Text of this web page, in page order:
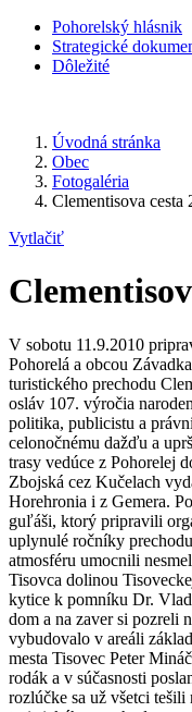
Pohorelský hlásnik
Strategické
Dôležité
Úvodná stránka
Obec
Fotogaléria
Clementisova cesta
Vytlačiť
V sobotu 11.9.2010
Pohorelá a obcou
turistického prechodu
osláv 107. výročia
politika, publicistu a
celonočnému dažďu a
trasy vedúce z Pohorelej
Zbojská cez Kučelach
Horehronia i z Gemera.
guľáši, ktorý pripravili
uplynulé ročníky
atmosféru umocnili
Tisovca dolinou
kytice k pomníku Dr.
dom a na zaver si pozreli
vybudovalo v areáli
mesta Tisovec Peter
rodák a v súčasnosti
rozlúčke sa už všetci